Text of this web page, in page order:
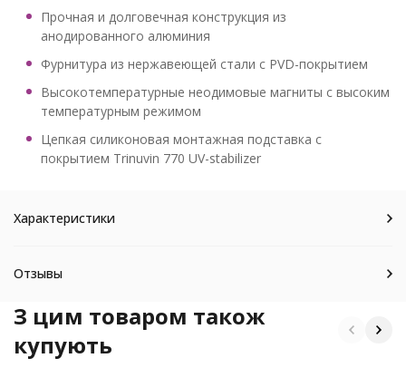
Прочная и долговечная конструкция из
анодированного алюминия
Фурнитура из нержавеющей стали с PVD-покрытием
Высокотемпературные неодимовые магниты с высоким
температурным режимом
Цепкая силиконовая монтажная подставка с
покрытием Trinuvin 770 UV-stabilizer
Характеристики
Отзывы
З цим товаром також
купують